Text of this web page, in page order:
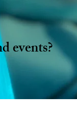
events?